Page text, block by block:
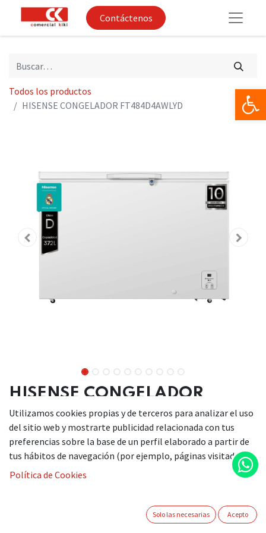
Contáctenos
Todos los productos
HISENSE CONGELADOR FT484D4AWLYD
HISENSE CONGELADOR
HORIZONTAL
FT484D4AWLYD
Congelador horizontal de 372 litros de capacidad,
congelamiento rápido, 135h de autonomía,
convertible en frigorífico, cerradura en la
Utilizamos cookies propias y de terceros para analizar el uso
del sitio web y mostrarte publicidad relacionada con tus
preferencias sobre la base de un perfil elaborado a partir de
tus hábitos de navegación (por ejemplo, páginas visitadas).
Política de Cookies
Solo las necesarias Acepto